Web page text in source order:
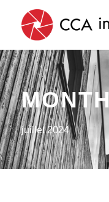
MONTH
juillet 2024